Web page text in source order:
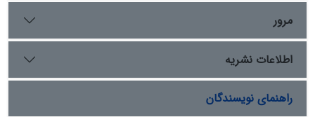
مرور
اطلاعات نشریه
راهنمای نویسندگان